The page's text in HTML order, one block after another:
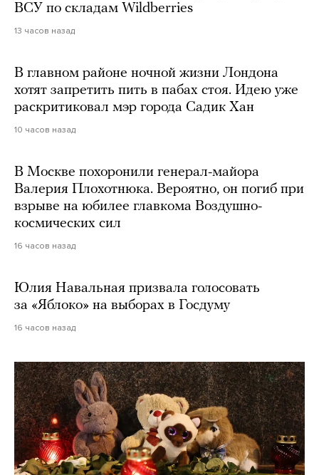
ВСУ по складам Wildberries
13 часов назад
В главном районе ночной жизни Лондона
хотят запретить пить в пабах стоя. Идею уже
раскритиковал мэр города Садик Хан
10 часов назад
В Москве похоронили генерал-майора
Валерия Плохотнюка. Вероятно, он погиб при
взрыве на юбилее главкома Воздушно-
космических сил
16 часов назад
Юлия Навальная призвала голосовать
за «Яблоко» на выборах в Госдуму
16 часов назад